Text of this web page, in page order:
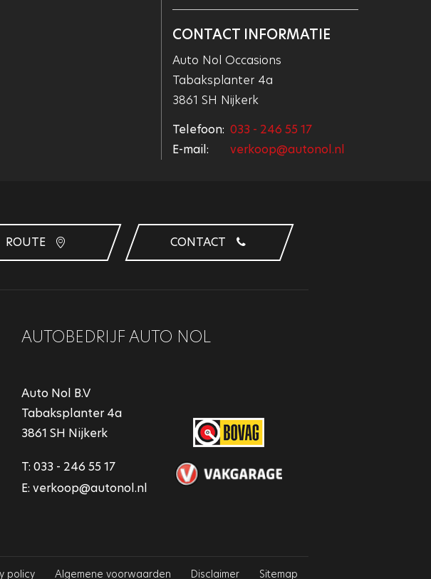
CONTACT INFORMATIE
Auto Nol Occasions
Tabaksplanter 4a
3861 SH Nijkerk
Telefoon: 033 - 246 55 17
E-mail:
verkoop@autonol.nl
ROUTE CONTACT
AUTOBEDRIJF AUTO NOL
Auto Nol B.V
Tabaksplanter 4a
3861 SH Nijkerk
T: 033 - 246 55 17
E: verkoop@autonol.nl
policy Algemene voorwaarden Disclaimer Sitemap